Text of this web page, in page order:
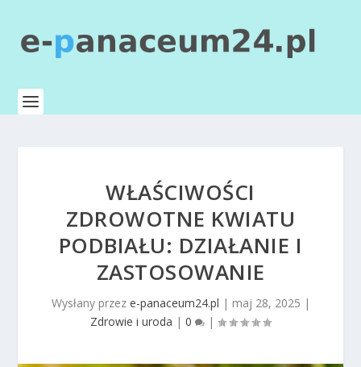
WŁAŚCIWOŚCI
ZDROWOTNE KWIATU
PODBIAŁU: DZIAŁANIE I
ZASTOSOWANIE
Wysłany przez e-panaceum24.pl | maj 28, 2025 |
Zdrowie i uroda | 0 |